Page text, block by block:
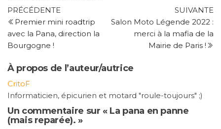
Navigation
de
l’article
Article
précédent
PRÉCÉDENTE
Premier mini roadtrip
avec la Pana, direction la
Bourgogne !
SUIVANTE
Salon Moto Légende 2022 :
merci à la mafia de la
Mairie de Paris !
À propos de l’auteur/autrice
CritoF
Informaticien, épicurien et motard "roule-toujours" ;)
Un commentaire sur « La pana en panne
(mais reparée). »